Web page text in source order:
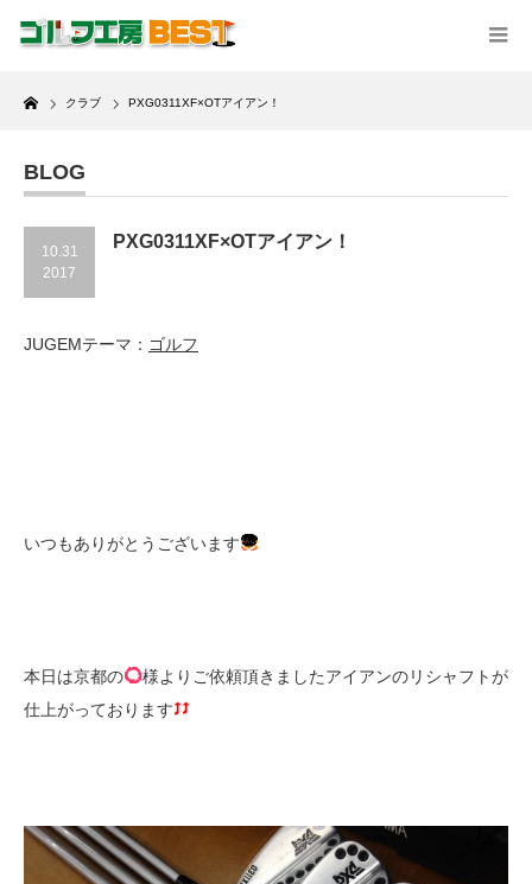
Home
クラブ PXG0311XF×OTアイアン！
BLOG
10.31
2017
PXG0311XF×OTアイアン！
JUGEMテーマ： ゴルフ
いつもありがとうございます
本日は京都の
様よりご依頼頂きましたアイアンのリシャフトが
仕上がっております